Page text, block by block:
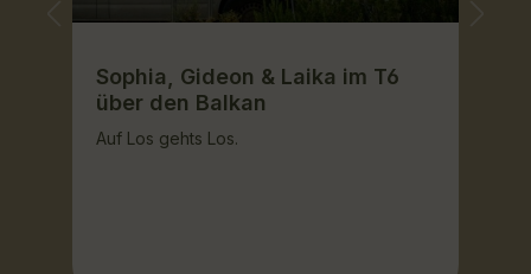
Sophia, Gideon & Laika im T6
über den Balkan
Auf Los gehts Los.